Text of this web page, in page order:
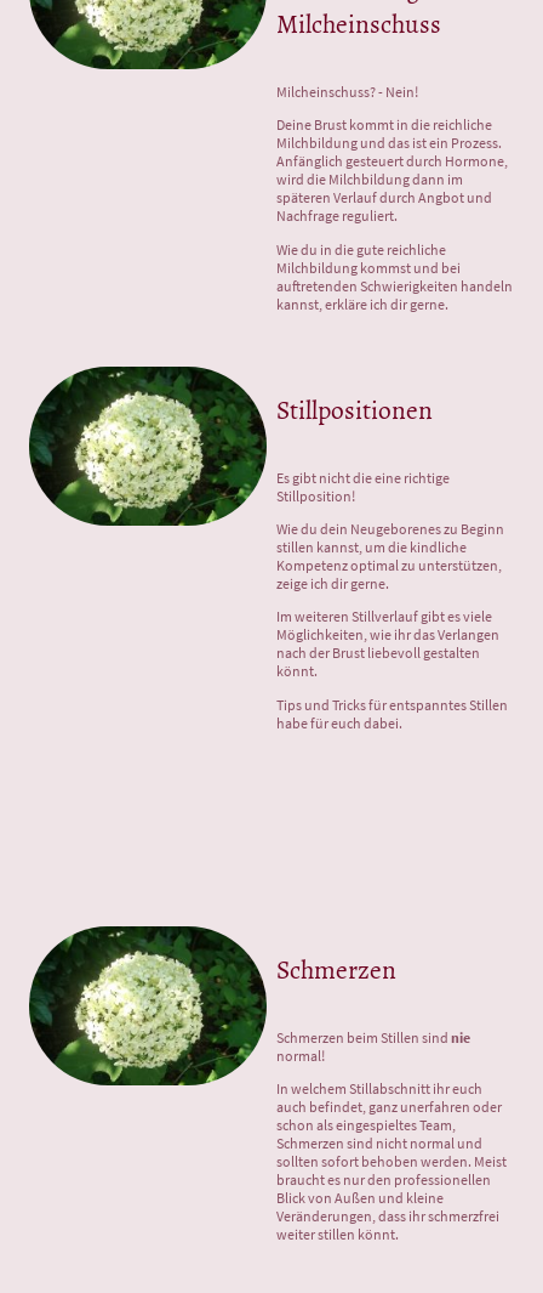
Milcheinschuss
Milcheinschuss? - Nein!
Deine Brust kommt in die reichliche
Milchbildung und das ist ein Prozess.
Anfänglich gesteuert durch Hormone,
wird die Milchbildung dann im
späteren Verlauf durch Angbot und
Nachfrage reguliert.
Wie du in die gute reichliche
Milchbildung kommst und bei
auftretenden Schwierigkeiten handeln
kannst, erkläre ich dir gerne.
Stillpositionen
Es gibt nicht die eine richtige
Stillposition!
Wie du dein Neugeborenes zu Beginn
stillen kannst, um die kindliche
Kompetenz optimal zu unterstützen,
zeige ich dir gerne.
Im weiteren Stillverlauf gibt es viele
Möglichkeiten, wie ihr das Verlangen
nach der Brust liebevoll gestalten
könnt.
Tips und Tricks für entspanntes Stillen
habe für euch dabei.
Schmerzen
Schmerzen beim Stillen sind nie
normal!
In welchem Stillabschnitt ihr euch
auch befindet, ganz unerfahren oder
schon als eingespieltes Team,
Schmerzen sind nicht normal und
sollten sofort behoben werden. Meist
braucht es nur den professionellen
Blick von Außen und kleine
Veränderungen, dass ihr schmerzfrei
weiter stillen könnt.